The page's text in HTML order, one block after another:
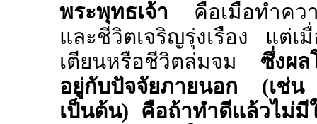
พระพุทธเจ้า คือเมื่อทำควา
และชีวิตเจริญรุ่งเรือง แต่เ
เตียนหรือชีวิตล่มจม ซึ่งผ
อยู่กับปัจจัยภายนอก (เช่
เป็นต้น) คือถ้าทำดีแล้วไม่มี